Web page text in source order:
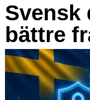
Svensk
bättre